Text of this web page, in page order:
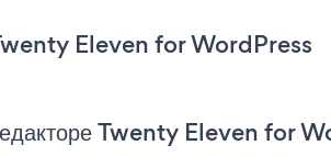
Eleven for WordPress
Twenty Eleven for